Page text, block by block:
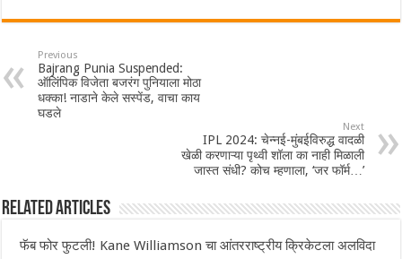
Previous
Bajrang Punia Suspended:
ऑलिंपिक विजेता बजरंग पुनियाला मोठा
धक्का! नाडाने केले सस्पेंड, वाचा काय
घडले
Next
IPL 2024: चेन्नई-मुंबईविरुद्ध वादळी
खेळी करणाऱ्या पृथ्वी शॉला का नाही मिळाली
जास्त संधी? कोच म्हणाला, ‘जर फॉर्म…’
Related Articles
फॅब फोर फुटली! Kane Williamson चा आंतरराष्ट्रीय क्रिकेटला अलविदा